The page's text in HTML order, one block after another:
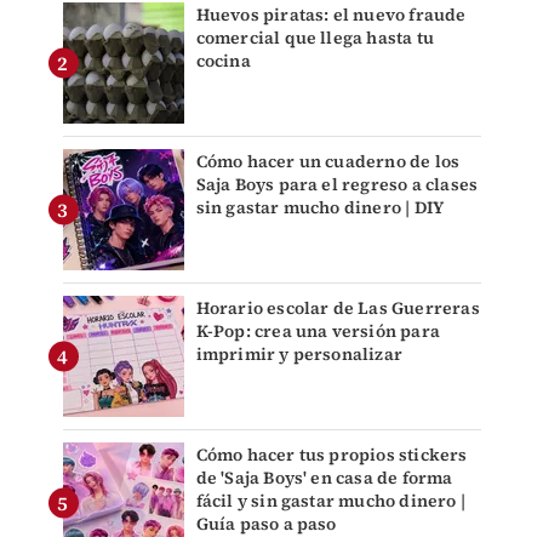
Huevos piratas: el nuevo fraude
comercial que llega hasta tu
cocina
Cómo hacer un cuaderno de los
Saja Boys para el regreso a clases
sin gastar mucho dinero | DIY
Horario escolar de Las Guerreras
K-Pop: crea una versión para
imprimir y personalizar
Cómo hacer tus propios stickers
de 'Saja Boys' en casa de forma
fácil y sin gastar mucho dinero |
Guía paso a paso